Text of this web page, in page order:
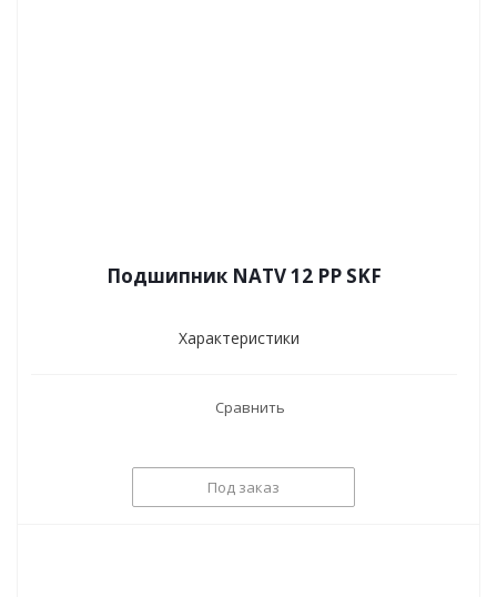
Подшипник NATV 12 PP SKF
Характеристики
Сравнить
Под заказ